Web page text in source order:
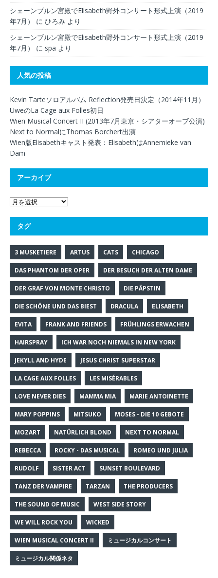
シェーンブルン宮殿でElisabeth野外コンサート形式上演（2019
年7月）
に ひろみ より
シェーンブルン宮殿でElisabeth野外コンサート形式上演（2019
年7月）
に spa より
人気の投稿
Kevin Tarteソロアルバム Reflection発売日決定（2014年11月）
UweのLa Cage aux Folles初日
Wien Musical Concert II (2013年7月東京・シアターオーブ公演)
Next to NormalにThomas Borchert出演
Wien版Elisabethキャスト発表：ElisabethはAnnemieke van
Dam
アーカイブ
タグ
3 MUSKETIERE ARTUS CATS CHICAGO
DAS PHANTOM DER OPER DER BESUCH DER ALTEN DAME
DER GRAF VON MONTE CHRISTO DIE PÄPSTIN
DIE SCHÖNE UND DAS BIEST DRACULA ELISABETH
EVITA FRANK AND FRIENDS FRÜHLINGS ERWACHEN
HAIRSPRAY ICH WAR NOCH NIEMALS IN NEW YORK
JEKYLL AND HYDE JESUS CHRIST SUPERSTAR
LA CAGE AUX FOLLES LES MISÉRABLES
LOVE NEVER DIES MAMMA MIA MARIE ANTOINETTE
MARY POPPINS MITSUKO MOSES - DIE 10 GEBOTE
MOZART NATÜRLICH BLOND NEXT TO NORMAL
REBECCA ROCKY - DAS MUSICAL ROMEO UND JULIA
RUDOLF SISTER ACT SUNSET BOULEVARD
TANZ DER VAMPIRE TARZAN THE PRODUCERS
THE SOUND OF MUSIC WEST SIDE STORY
WE WILL ROCK YOU WICKED
WIEN MUSICAL CONCERT II ミュージカルコンサート
ミュージカル関係ネタ